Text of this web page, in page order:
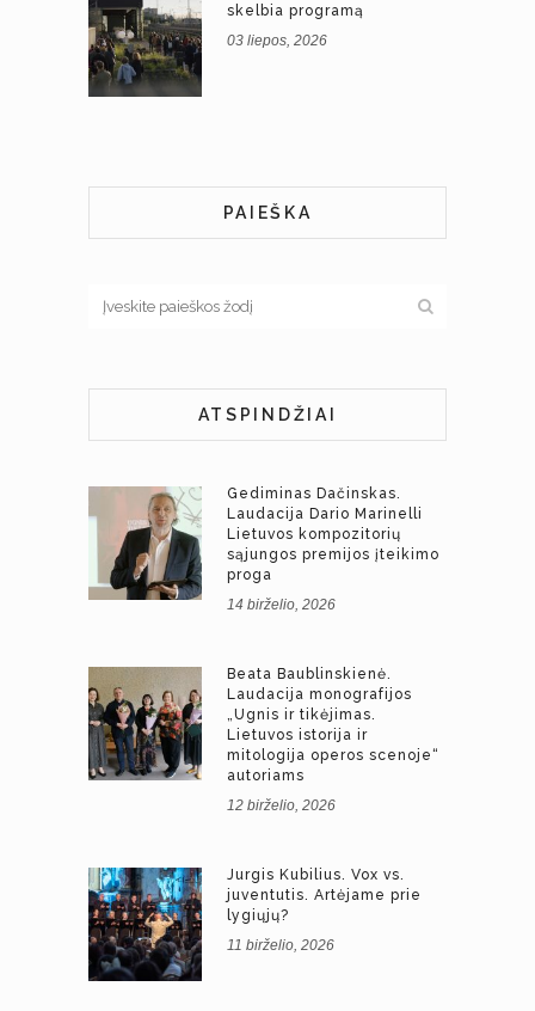
skelbia programą
03 liepos, 2026
PAIEŠKA
ATSPINDŽIAI
Gediminas Dačinskas.
Laudacija Dario Marinelli
Lietuvos kompozitorių
sąjungos premijos įteikimo
proga
14 birželio, 2026
Beata Baublinskienė.
Laudacija monografijos
„Ugnis ir tikėjimas.
Lietuvos istorija ir
mitologija operos scenoje“
autoriams
12 birželio, 2026
Jurgis Kubilius. Vox vs.
juventutis. Artėjame prie
lygiųjų?
11 birželio, 2026